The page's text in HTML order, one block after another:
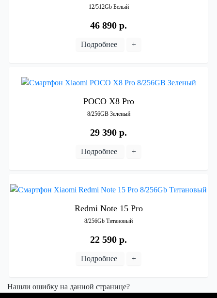
12/512Gb Белый
46 890 р.
Подробнее +
POCO X8 Pro
8/256GB Зеленый
29 390 р.
Подробнее +
Redmi Note 15 Pro
8/256Gb Титановый
22 590 р.
Подробнее +
Нашли ошибку на данной странице?